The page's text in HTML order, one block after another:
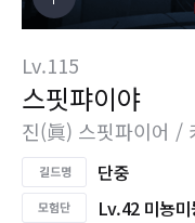
Lv.115
스핏퍄이야
진(眞) 스핏파이어 /
단중
Lv.42 미뇽